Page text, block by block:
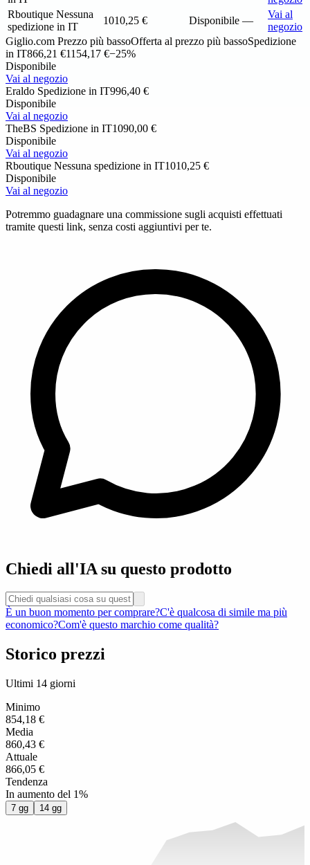
Rboutique Nessuna
spedizione in IT
1010,25 € Disponibile —
Vai al
negozio
Giglio.com Prezzo più bassoOfferta al prezzo più bassoSpedizione
in IT866,21 €1154,17 €−25%
Disponibile
Vai al negozio
Eraldo Spedizione in IT996,40 €
Disponibile
Vai al negozio
TheBS Spedizione in IT1090,00 €
Disponibile
Vai al negozio
Rboutique Nessuna spedizione in IT1010,25 €
Disponibile
Vai al negozio
Potremmo guadagnare una commissione sugli acquisti effettuati
tramite questi link, senza costi aggiuntivi per te.
Chiedi all'IA su questo prodotto
È un buon momento per comprare?C'è qualcosa di simile ma più
economico?Com'è questo marchio come qualità?
Storico prezzi
Ultimi 14 giorni
Minimo
854,18 €
Media
860,43 €
Attuale
866,05 €
Tendenza
In aumento del 1%
7 gg 14 gg